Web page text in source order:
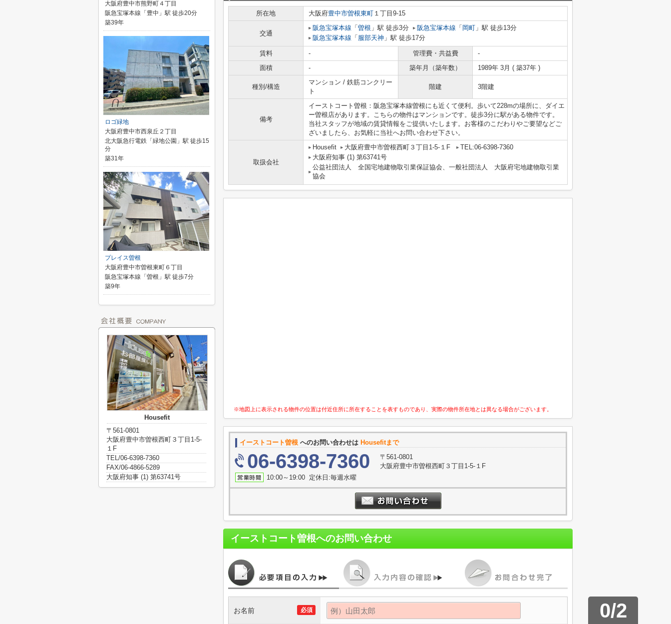
所在地 大阪府豊中市曽根東町 １丁目9-15
交通
阪急宝塚本線 「 曽根 」駅 徒歩3分 阪急宝塚本線 「 岡町 」駅 徒歩13分
阪急宝塚本線 「 服部天神 」駅 徒歩17分
賃料 - 管理費・共益費
-
面積
- 築年月（築年数） 1989年 3月 ( 築37年 )
種別/構造
マンション / 鉄筋コンクリー
ト
階建 3階建
備考
イーストコート曽根：阪急宝塚本線曽根にも近くて便利。歩いて228mの場所に、ダイエ
ー曽根店があります。こちらの物件はマンションです。徒歩3分に駅がある物件です。
当社スタッフが地域の賃貸情報をご提供いたします。お客様のこだわりやご要望などご
ざいましたら、お気軽に当社へお問い合わせ下さい。
取扱会社
Housefit 大阪府豊中市曽根西町３丁目1-5-１F
TEL:06-6398-7360
大阪府知事 (1) 第63741号
公益社団法人 全国宅地建物取引業保証協会、一般社団法人 大阪府宅地建物取引業
協会
※地図上に表示される物件の位置は付近住所に所在することを表すものであり、実際の物件所在地とは異なる場合がございます。
イーストコート曽根 へのお問い合わせは Housefitまで
06-6398-7360
〒561-0801
大阪府豊中市曽根西町３丁目1-5-１F
10:00～19:00 定休日:毎週水曜
イーストコート曽根へのお問い合わせ
0/2
必須
お名前
大阪府豊中市熊野町４丁目
阪急宝塚本線「豊中」駅 徒歩20分
築39年
ロゴ緑地
大阪府豊中市西泉丘２丁目
北大阪急行電鉄「緑地公園」駅 徒歩15
分
築31年
プレイス曽根
大阪府豊中市曽根東町６丁目
阪急宝塚本線「曽根」駅 徒歩7分
築9年
Housefit
〒561-0801
大阪府豊中市曽根西町３丁目1-5-
１F
TEL/06-6398-7360
FAX/06-4866-5289
大阪府知事 (1) 第63741号